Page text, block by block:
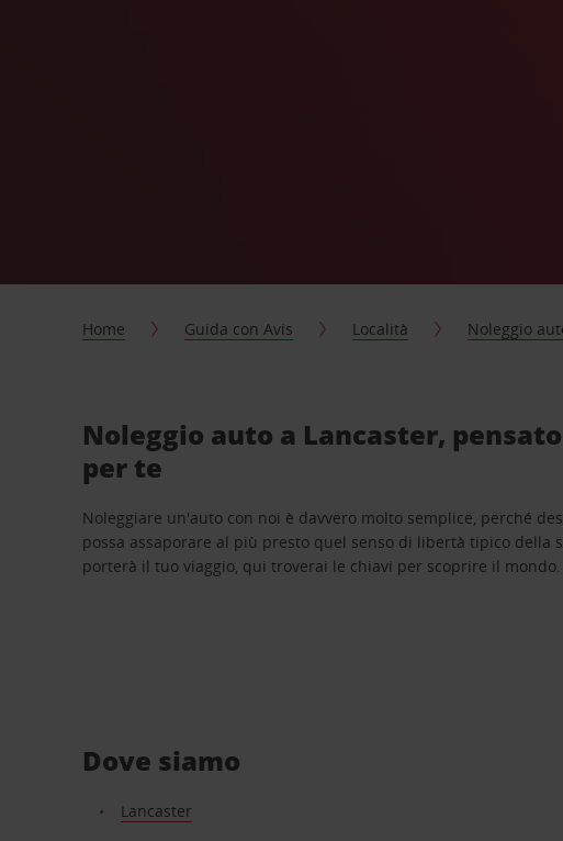
Home Guida con Avis Località Noleggio
Noleggio auto a Lancaster,
per te
Noleggiare un'auto con noi è davvero molto semplice, perché
possa assaporare al più presto quel senso di libertà tipico della
porterà il tuo viaggio, qui troverai le chiavi per scoprire il mondo.
Dove siamo
Lancaster